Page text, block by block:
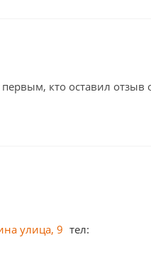
кто оставил отзыв
улица, 9 тел: